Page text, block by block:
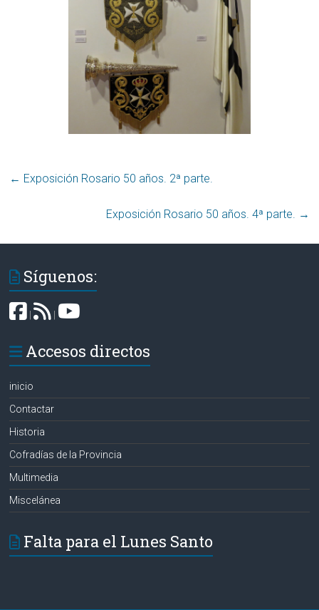
← Exposición Rosario 50 años. 2ª parte.
Exposición Rosario 50 años. 4ª parte. →
Síguenos:
|
Accesos directos
inicio
Contactar
Historia
Cofradías de la Provincia
Multimedia
Miscelánea
Falta para el Lunes Santo